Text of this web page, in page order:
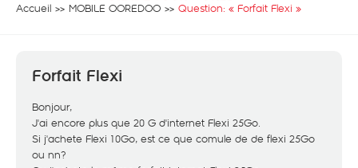
Accueil MOBILE OOREDOO Question: « Forfait Flexi »
Forfait Flexi
Bonjour,
J'ai encore plus que 20 G d'internet Flexi 25Go.
Si j'achete Flexi 10Go, est ce que comule de de flexi 25Go
ou nn?